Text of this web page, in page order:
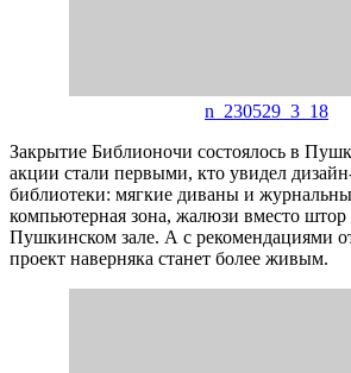
n_230529_3_18
Закрытие Библионочи состоялось в
акции стали первыми, кто увидел
библиотеки: мягкие диваны и
компьютерная зона, жалюзи вместо
Пушкинском зале. А с рекомендациями
проект наверняка станет более живым.